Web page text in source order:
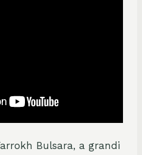
Bulsara, a grandi